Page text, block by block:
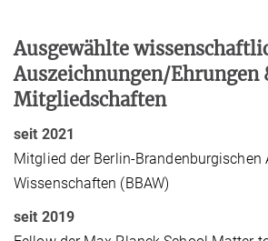
Ausgewählte
Auszeichnungen/Ehrungen
Mitgliedschaften
seit 2021
Mitglied der Berlin-Brandenburgischen
Wissenschaften (BBAW)
seit 2019